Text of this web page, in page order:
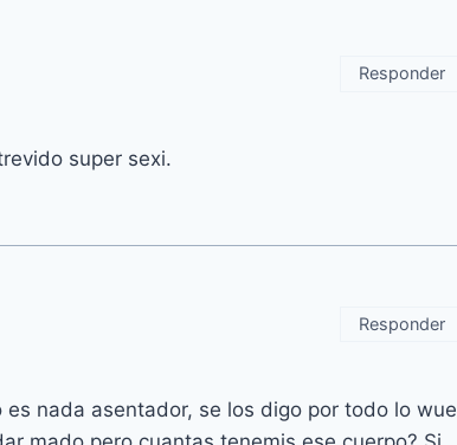
super sexi.
Responder
nada asentador, se los digo por todo lo wue
Responder